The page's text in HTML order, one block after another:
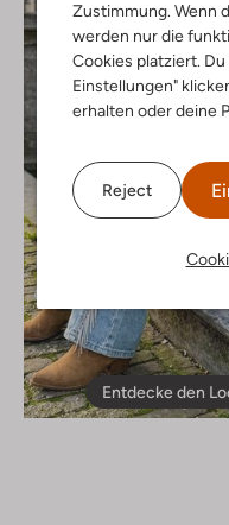
Zustimmung. Wenn
werden nur die
Cookies platziert.
Einstellungen"
erhalten oder deine
Reject
Entdecke den